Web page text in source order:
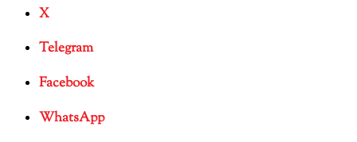
X
Telegram
Facebook
WhatsApp